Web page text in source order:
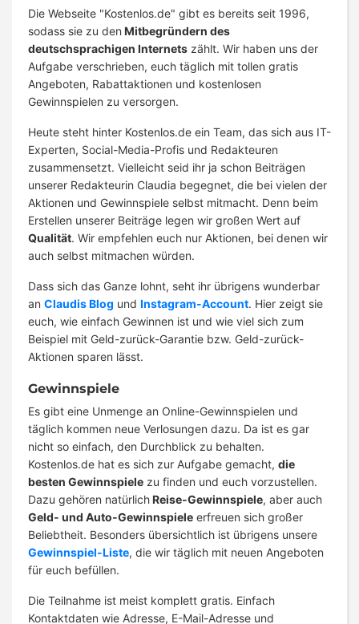
Die Webseite "Kostenlos.de" gibt es bereits seit 1996,
sodass sie zu den Mitbegründern des
deutschsprachigen Internets zählt. Wir haben uns der
Aufgabe verschrieben, euch täglich mit tollen gratis
Angeboten, Rabattaktionen und kostenlosen
Gewinnspielen zu versorgen.
Heute steht hinter Kostenlos.de ein Team, das sich aus IT-
Experten, Social-Media-Profis und Redakteuren
zusammensetzt. Vielleicht seid ihr ja schon Beiträgen
unserer Redakteurin Claudia begegnet, die bei vielen der
Aktionen und Gewinnspiele selbst mitmacht. Denn beim
Erstellen unserer Beiträge legen wir großen Wert auf
Qualität. Wir empfehlen euch nur Aktionen, bei denen wir
auch selbst mitmachen würden.
Dass sich das Ganze lohnt, seht ihr übrigens wunderbar
an Claudis Blog und Instagram-Account. Hier zeigt sie
euch, wie einfach Gewinnen ist und wie viel sich zum
Beispiel mit Geld-zurück-Garantie bzw. Geld-zurück-
Aktionen sparen lässt.
Gewinnspiele
Es gibt eine Unmenge an Online-Gewinnspielen und
täglich kommen neue Verlosungen dazu. Da ist es gar
nicht so einfach, den Durchblick zu behalten.
Kostenlos.de hat es sich zur Aufgabe gemacht, die
besten Gewinnspiele zu finden und euch vorzustellen.
Dazu gehören natürlichReise-Gewinnspiele, aber auch
Geld- und Auto-Gewinnspiele erfreuen sich großer
Beliebtheit. Besonders übersichtlich ist übrigens unsere
Gewinnspiel-Liste, die wir täglich mit neuen Angeboten
für euch befüllen.
Die Teilnahme ist meist komplett gratis. Einfach
Kontaktdaten wie Adresse, E-Mail-Adresse und